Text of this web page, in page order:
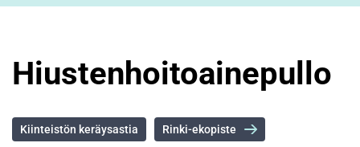
Hiustenhoitoainepullo
Kiinteistön keräysastia Rinki-ekopiste